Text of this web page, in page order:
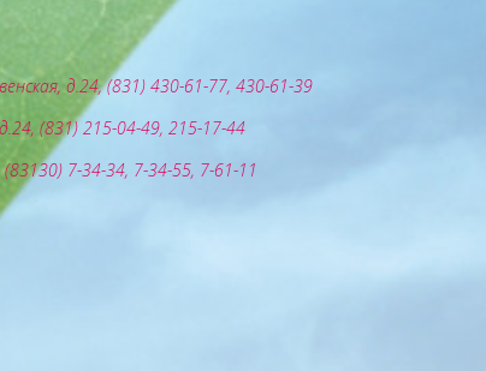
д.24, (831) 430-61-77, 430-61-39
(831) 215-04-49, 215-17-44
(83130) 7-34-34, 7-34-55, 7-61-11